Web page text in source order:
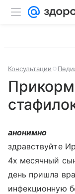
Консультации
анонимно
здравствуйте
4х месячный
день пришла
инфекционную